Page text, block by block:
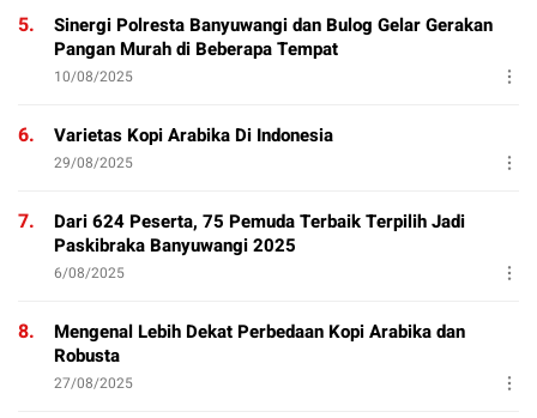
5.
Sinergi Polresta Banyuwangi dan Bulog Gelar Gerakan
Pangan Murah di Beberapa Tempat
10/08/2025
6. Varietas Kopi Arabika Di Indonesia
29/08/2025
7.
Dari 624 Peserta, 75 Pemuda Terbaik Terpilih Jadi
Paskibraka Banyuwangi 2025
6/08/2025
8.
Mengenal Lebih Dekat Perbedaan Kopi Arabika dan
Robusta
27/08/2025